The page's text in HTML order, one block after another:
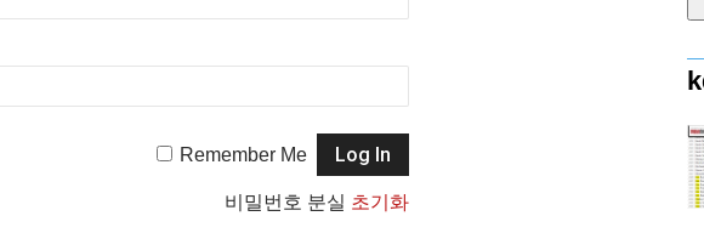
Remember Me
비밀번호 분실 초기화